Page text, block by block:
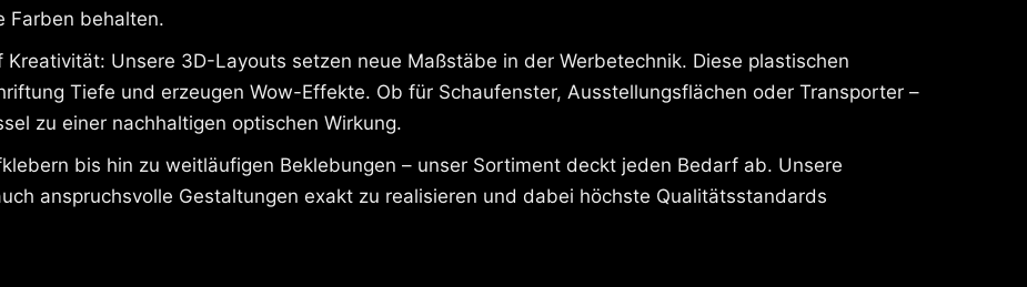
Farben behalten.
Unsere 3D-Layouts setzen neue Maßstäbe in der Werbetechnik. Diese plastischen
Tiefe und erzeugen Wow-Effekte. Ob für Schaufenster, Ausstellungsflächen oder Transporter –
zu einer nachhaltigen optischen Wirkung.
bis hin zu weitläufigen Beklebungen – unser Sortiment deckt jeden Bedarf ab. Unsere
anspruchsvolle Gestaltungen exakt zu realisieren und dabei höchste Qualitätsstandards